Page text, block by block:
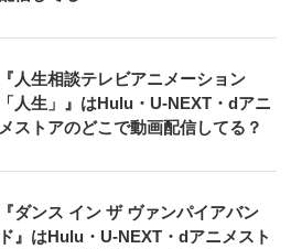
『人生相談テレビアニメーション
「人生」』はHulu・U-NEXT・dアニ
メストアのどこで動画配信してる？
『ダンス イン ザ ヴァンパイアバン
ド』はHulu・U-NEXT・dアニメスト